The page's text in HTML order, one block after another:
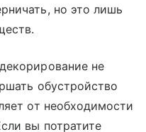
но это лишь
не
обустройство
от необходимости
вы потратите